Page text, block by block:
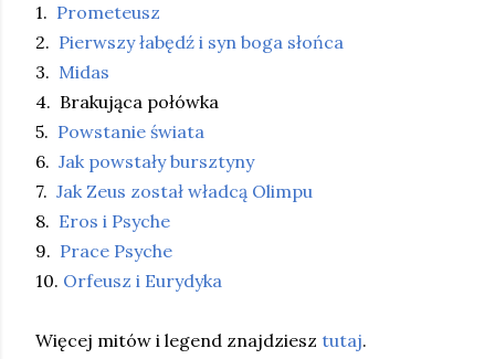
1. Prometeusz
2. Pierwszy łabędź i syn boga słońca
3. Midas
4. Brakująca połówka
5. Powstanie świata
6. Jak powstały bursztyny
7. Jak Zeus został władcą Olimpu
8. Eros i Psyche
9. Prace Psyche
10. Orfeusz i Eurydyka
Więcej mitów i legend znajdziesz tutaj.